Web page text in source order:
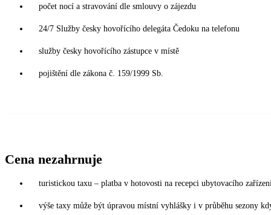
počet nocí a stravování dle smlouvy o zájezdu
24/7 Služby česky hovořícího delegáta Čedoku na telefonu
služby česky hovořícího zástupce v místě
pojištění dle zákona č. 159/1999 Sb.
Cena nezahrnuje
turistickou taxu – platba v hotovosti na recepci ubytovacího
výše taxy může být úpravou místní vyhlášky i v průběhu sezony